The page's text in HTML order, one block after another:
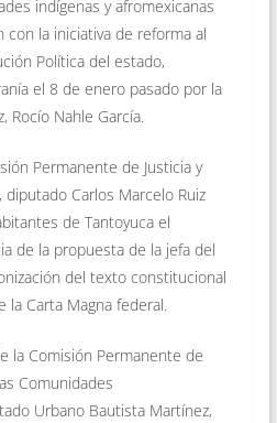
indígenas y afromexicanas
la iniciativa de reforma al
Política del estado,
el 8 de enero pasado por la
Rocío Nahle García.
Permanente de Justicia y
Carlos Marcelo Ruiz
de Tantoyuca el
de la propuesta de la jefa del
del texto constitucional
la Carta Magna federal.
la Comisión Permanente de
Comunidades
Urbano Bautista Martínez,